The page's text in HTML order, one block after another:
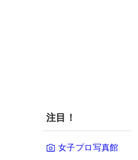
注目！
女子プロ写真館